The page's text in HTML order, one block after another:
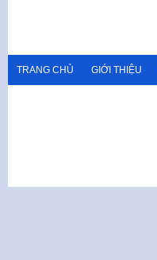
TRANG CHỦ GIỚI THIỆU